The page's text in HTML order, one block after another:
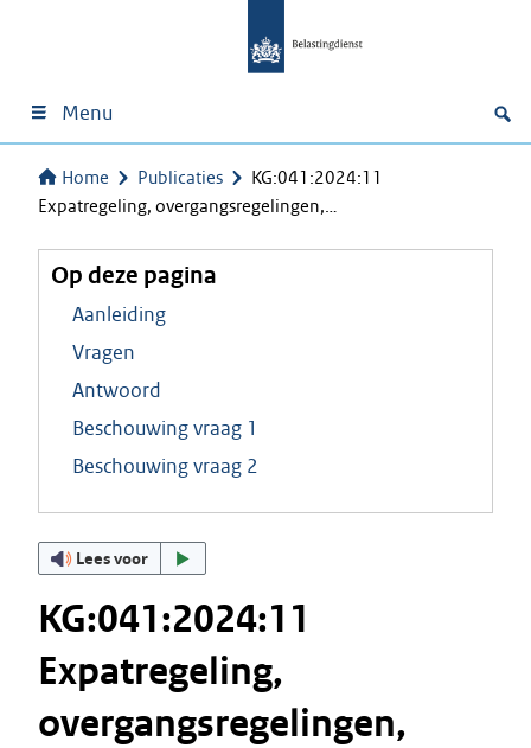
Menu
Home Publicaties
KG:041:2024:11
Expatregeling, overgangsregelingen,…
Op deze pagina
Aanleiding
Vragen
Antwoord
Beschouwing vraag 1
Beschouwing vraag 2
Lees voor
KG:041:2024:11
Expatregeling,
overgangsregelingen,